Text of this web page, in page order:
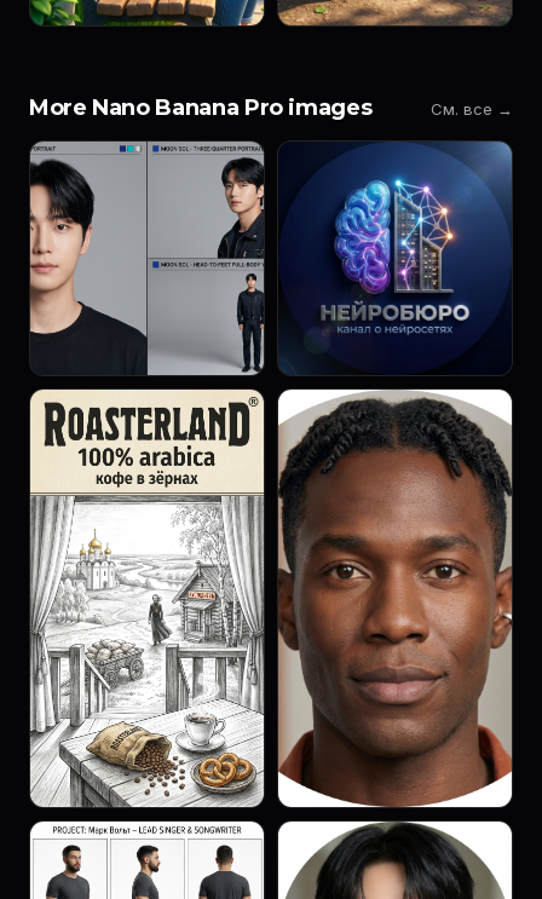
More Nano Banana Pro images См. все →